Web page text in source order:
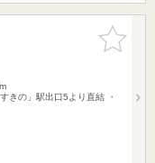
お気に入
りに追加
きの」駅出口5より直結 ・